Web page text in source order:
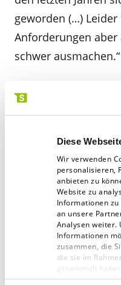
Diese
Wir verwenden
personalisieren,
anbieten zu
Website zu
Informationen
an unsere
Analysen weiter.
Informationen
zusammen, die
die sie im
gesammelt haben.
Impressum
geworden (…)
Anforderungen
schwer ausmachen.“
Dabei haben die
für digitales
in Zukunft trotzdem
hier zu disktuieren
werden
Plattformen zu
eigentlich
einem solchen
erreichen, wie